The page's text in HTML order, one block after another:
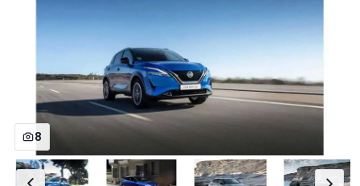
8